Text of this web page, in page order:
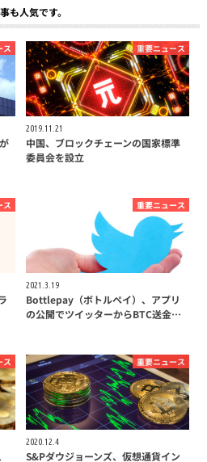
も人気です。
ス 重要ニュース
2019.11.21
中国、ブロックチェーンの国家標準
委員会を設立
ス 重要ニュース
2021.3.19
Bottlepay（ボトルペイ）、アプリ
の公開でツイッターからBTC送金…
ス 重要ニュース
2020.12.4
S&Pダウジョーンズ、仮想通貨イン